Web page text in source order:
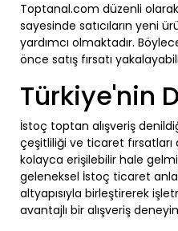
Toptanal.com düzenli
sayesinde satıcıların yeni
yardımcı olmaktadır.
önce satış fırsatı
Türkiye'nin
İstoç toptan alışveriş
çeşitliliği ve ticaret
kolayca erişilebilir hale
geleneksel İstoç ticaret
altyapısıyla birleştirerek
avantajlı bir alışveriş